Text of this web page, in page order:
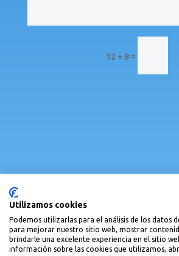
12 + 8 =
Utilizamos cookies
Podemos utilizarlas para el análisis de los datos
para mejorar nuestro sitio web, mostrar
brindarle una excelente experiencia en el sitio
información sobre las cookies que utilizamos,